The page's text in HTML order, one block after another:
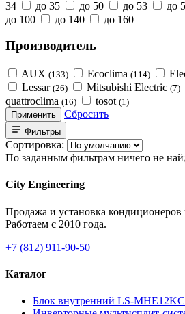
34
до 35 до 50 до 53 до
до 100
до 140 до 160
Производитель
AUX (133) Ecoclima (114)
Lessar (26) Mitsubishi Electric (7)
quattroclima (16) tosot (1)
Применить
Сбросить
Фильтры
Сортировка:
По заданным фильтрам ничего не
City Engineering
Продажа и установка кондиционеров
Работаем с 2010 года.
+7 (812) 911-90-50
Каталог
Блок внутренний LS-